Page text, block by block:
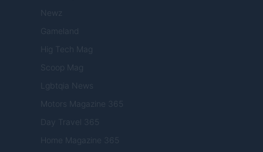
Newz
Gameland
Hig Tech Mag
Scoop Mag
Lgbtqia News
Motors Magazine 365
Day Travel 365
Home Magazine 365